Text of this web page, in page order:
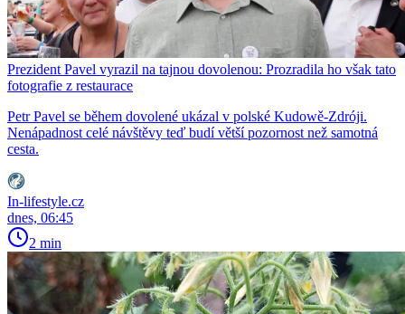
Prezident Pavel vyrazil na tajnou dovolenou: Prozradila ho však tato
fotografie z restaurace
Petr Pavel se během dovolené ukázal v polské Kudowě-Zdróji.
Nenápadnost celé návštěvy teď budí větší pozornost než samotná
cesta.
In-lifestyle.cz
dnes, 06:45
2 min